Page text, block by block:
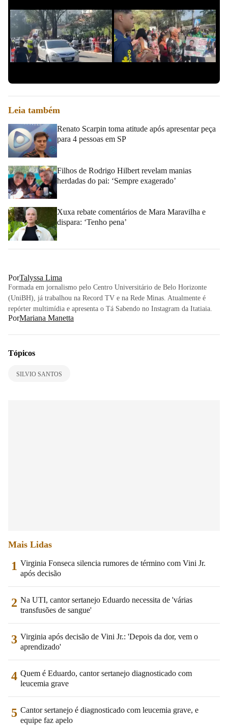
Slide 1 de 0
Leia também
Renato Scarpin toma atitude após apresentar peça
para 4 pessoas em SP
Filhos de Rodrigo Hilbert revelam manias
herdadas do pai: ‘Sempre exagerado’
Xuxa rebate comentários de Mara Maravilha e
dispara: ‘Tenho pena’
PorTalyssa Lima
Formada em jornalismo pelo Centro Universitário de Belo Horizonte
(UniBH), já trabalhou na Record TV e na Rede Minas. Atualmente é
repórter multimídia e apresenta o Tá Sabendo no Instagram da Itatiaia.
PorMariana Manetta
Tópicos
SILVIO SANTOS
Mais Lidas
1 Virginia Fonseca silencia rumores de término com Vini Jr.
após decisão
2 Na UTI, cantor sertanejo Eduardo necessita de 'várias
transfusões de sangue'
3 Virginia após decisão de Vini Jr.: 'Depois da dor, vem o
aprendizado'
4 Quem é Eduardo, cantor sertanejo diagnosticado com
leucemia grave
5 Cantor sertanejo é diagnosticado com leucemia grave, e
equipe faz apelo